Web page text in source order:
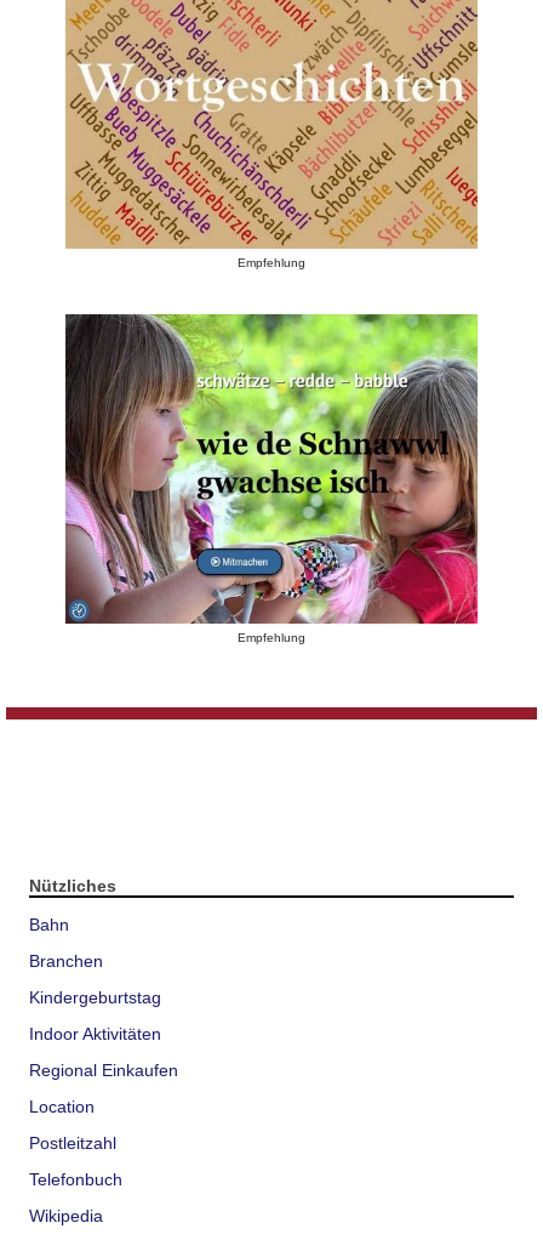
Empfehlung
Empfehlung
Nützliches
Bahn
Branchen
Kindergeburtstag
Indoor Aktivitäten
Regional Einkaufen
Location
Postleitzahl
Telefonbuch
Wikipedia